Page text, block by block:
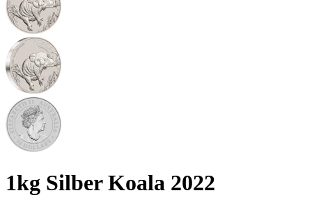
1kg Silber Koala 2022